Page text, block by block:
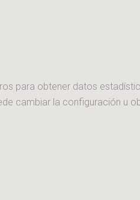
para obtener datos
cambiar la configuración u